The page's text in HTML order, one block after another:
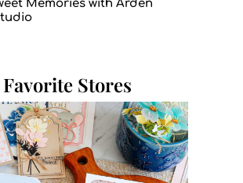
Memories with Arden
Favorite Stores